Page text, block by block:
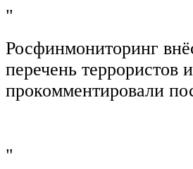
"
Росфинмониторинг
перечень
прокомментировали
"